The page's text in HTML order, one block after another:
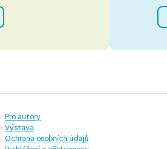
Pro autory
Výstava
Ochrana osobních údajů